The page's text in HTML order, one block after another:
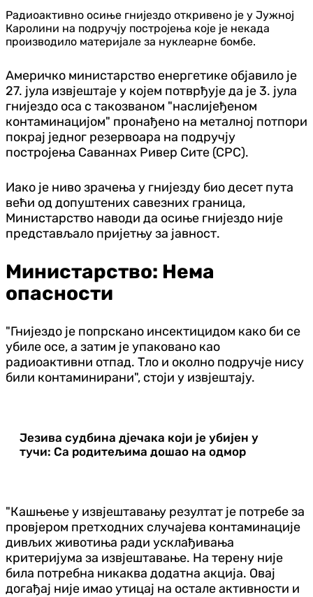
Радиоактивно осиње гнијездо откривено је у Јужној
Каролини на подручју постројења које је некада
производило материјале за нуклеарне бомбе.
Америчко министарство енергетике објавило је
27. јула извјештаје у којем потврђује да је 3. јула
гнијездо оса с такозваном "наслијеђеном
контаминацијом" пронађено на металној потпори
покрај једног резервоара на подручју
постројења Саваннах Ривер Сите (СРС).
Иако је ниво зрачења у гнијезду био десет пута
већи од допуштених савезних граница,
Министарство наводи да осиње гнијездо није
представљало пријетњу за јавност.
Министарство: Нема
опасности
"Гнијездо је попрскано инсектицидом како би се
убиле осе, а затим је упаковано као
радиоактивни отпад. Тло и околно подручје нису
били контаминирани", стоји у извјештају.
Језива судбина дјечака који је убијен у
тучи: Са родитељима дошао на одмор
"Кашњење у извјештавању резултат је потребе за
провјером претходних случајева контаминације
дивљих животиња ради усклађивања
критеријума за извјештавање. На терену није
била потребна никаква додатна акција. Овај
догађај није имао утицај на остале активности и